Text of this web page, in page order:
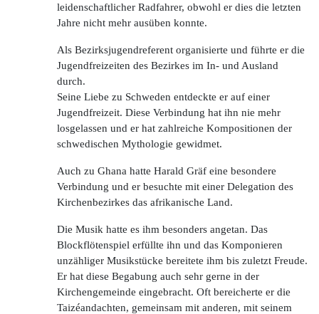
leidenschaftlicher Radfahrer, obwohl er dies die letzten
Jahre nicht mehr ausüben konnte.
Als Bezirksjugendreferent organisierte und führte er die
Jugendfreizeiten des Bezirkes im In- und Ausland
durch.
Seine Liebe zu Schweden entdeckte er auf einer
Jugendfreizeit. Diese Verbindung hat ihn nie mehr
losgelassen und er hat zahlreiche Kompositionen der
schwedischen Mythologie gewidmet.
Auch zu Ghana hatte Harald Gräf eine besondere
Verbindung und er besuchte mit einer Delegation des
Kirchenbezirkes das afrikanische Land.
Die Musik hatte es ihm besonders angetan. Das
Blockflötenspiel erfüllte ihn und das Komponieren
unzähliger Musikstücke bereitete ihm bis zuletzt Freude.
Er hat diese Begabung auch sehr gerne in der
Kirchengemeinde eingebracht. Oft bereicherte er die
Taizéandachten, gemeinsam mit anderen, mit seinem